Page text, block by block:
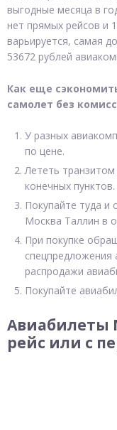
выгодные месяца в
нет прямых рейсов и
варьируется, самая
53672 рублей
Как еще
самолет без
У разных
по цене.
Лететь
конечных пунктов.
Покупайте туда и
Москва Таллин в
При покупке
спецпредложения
распродажи
Покупайте
Авиабилеты
рейс или с